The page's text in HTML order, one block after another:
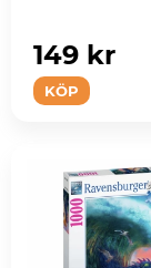
KÖP
149 kr